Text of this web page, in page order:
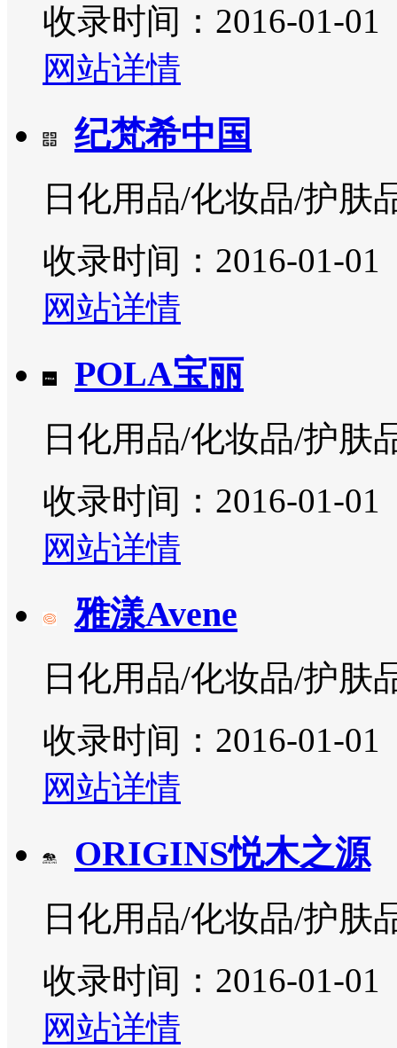
收录时间：2016-01-01
网站详情
纪梵希中国
日化用品/化妆品/护肤
收录时间：2016-01-01
网站详情
POLA宝丽
日化用品/化妆品/护肤
收录时间：2016-01-01
网站详情
雅漾Avene
日化用品/化妆品/护肤
收录时间：2016-01-01
网站详情
ORIGINS悦木之源
日化用品/化妆品/护肤
收录时间：2016-01-01
网站详情